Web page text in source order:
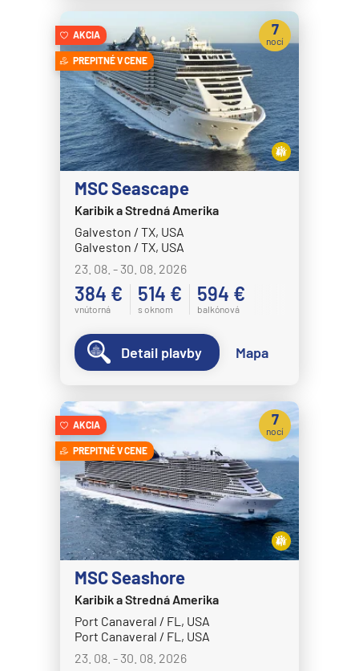
Explora Journeys
Explora I
Explora II
Explora III
Explora IV
Explora V
Explora VI
Hapag-Lloyd Cruises
HANSEATIC inspiration
HANSEATIC nature
HANSEATIC spirit
MS Europa
MS Europa 2
Holland America Line
MS Eurodam
MS Koningsdam
MS Nieuw Amsterdam
MS Nieuw Statendam
MS Noordam
MS Oosterdam
MS Rotterdam
MS Volendam
MS Westerdam
AKCIA
PREPITNÉ V CENE
MSC Seascape
Karibik a Stredná Amerika
Galveston / TX, USA
Galveston / TX, USA
23. 08. - 30. 08. 2026
384 €
vnútorná
514 €
s oknom
594 €
balkónová
7
nocí
Detail plavby Mapa
AKCIA
PREPITNÉ V CENE
MSC Seashore
Karibik a Stredná Amerika
Port Canaveral / FL, USA
Port Canaveral / FL, USA
23. 08. - 30. 08. 2026
7
nocí